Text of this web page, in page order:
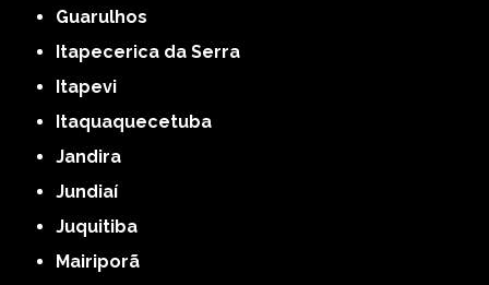
Guarulhos
Itapecerica da Serra
Itapevi
Itaquaquecetuba
Jandira
Jundiaí
Juquitiba
Mairiporã